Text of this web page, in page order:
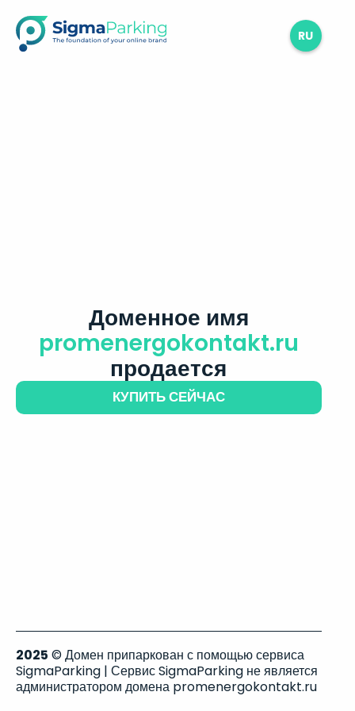
RU
Доменное имя
promenergokontakt.ru
продается
КУПИТЬ СЕЙЧАС
2025 © Домен припаркован с помощью сервиса
SigmaParking | Сервис SigmaParking не является
администратором домена promenergokontakt.ru